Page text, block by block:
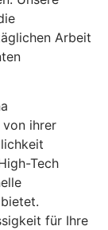
Arbeit
von ihrer
Tech
für Ihre